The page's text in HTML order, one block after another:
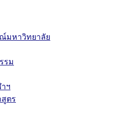
มหาวิทยาลัย
รม
ฯ
ตร